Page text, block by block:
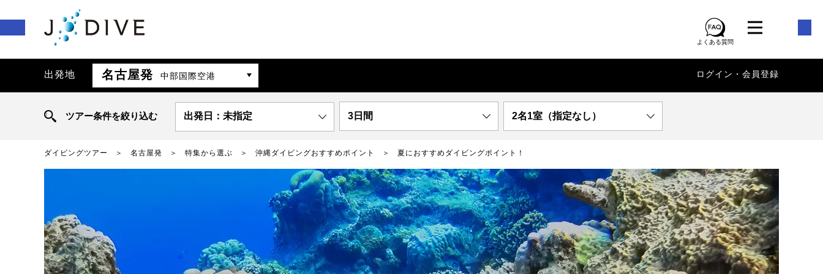
よくある質問
出発地 名古屋発 中部国際空港 ログイン・会員登録
ツアー条件を絞り込む 出発日：未指定 3日間 2名1室（指定なし）
ダイビングツアー 名古屋発 特集から選ぶ 沖縄ダイビングおすすめポイント 夏におすすめダイビングポイント！